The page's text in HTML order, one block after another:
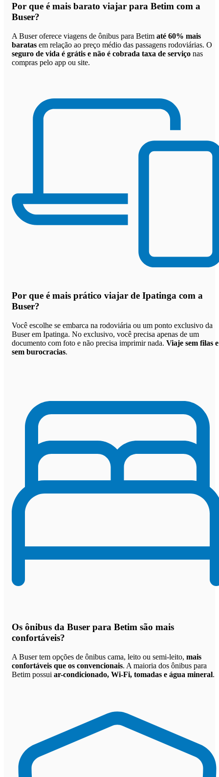
Por que é mais barato viajar para Betim com a
Buser?
A Buser oferece viagens de ônibus para Betim até 60% mais
baratas em relação ao preço médio das passagens rodoviárias. O
seguro de vida é grátis e não é cobrada taxa de serviço nas
compras pelo app ou site.
Por que é mais prático viajar de Ipatinga com a
Buser?
Você escolhe se embarca na rodoviária ou um ponto exclusivo da
Buser em Ipatinga. No exclusivo, você precisa apenas de um
documento com foto e não precisa imprimir nada. Viaje sem filas e
sem burocracias.
Os ônibus da Buser para Betim são mais
confortáveis?
A Buser tem opções de ônibus cama, leito ou semi-leito, mais
confortáveis que os convencionais. A maioria dos ônibus para
Betim possui ar-condicionado, Wi-Fi, tomadas e água mineral.